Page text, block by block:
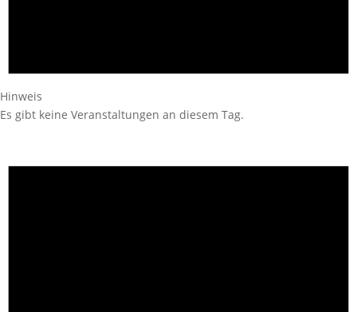
Hinweis
Es gibt keine Veranstaltungen an diesem Tag.